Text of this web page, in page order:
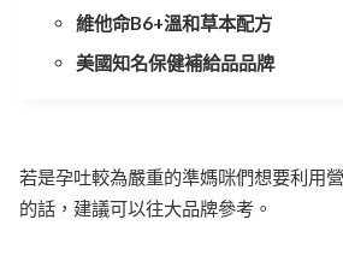
維他命B6+溫和草本配方
美國知名保健補給品品牌
若是孕吐較為嚴重的準媽咪們想要利用
的話，建議可以往大品牌參考。